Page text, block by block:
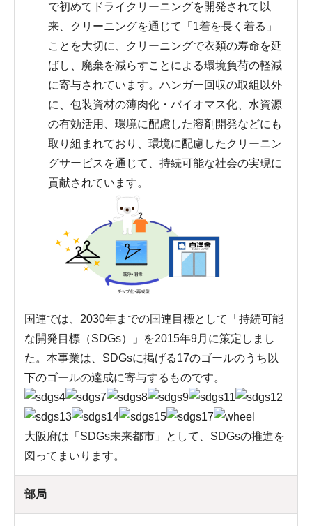
で初めてドライクリーニングを開発されて以
来、クリーニングを通じて「1着を長く着る」
ことを大切に、クリーニングで衣類の寿命を延
ばし、廃棄を減らすことによる環境負荷の軽減
に寄与されています。ハンガー回収の取組以外
に、包装資材の薄肉化・バイオマス化、水資源
の有効活用、環境に配慮した溶剤開発などにも
取り組まれており、環境に配慮したクリーニン
グサービスを通じて、持続可能な社会の実現に
貢献されています。
国連では、2030年までの国連目標として「持続可能
な開発目標（SDGs）」を2015年9月に策定しまし
た。本事業は、SDGsに掲げる17のゴールのうち以
下のゴールの達成に寄与するものです。
大阪府は「SDGs未来都市」として、SDGsの推進を
図ってまいります。
部局